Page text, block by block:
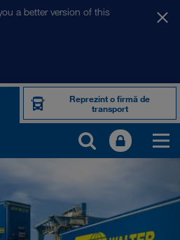
a better version of this
Reprezint o firmă de
transport